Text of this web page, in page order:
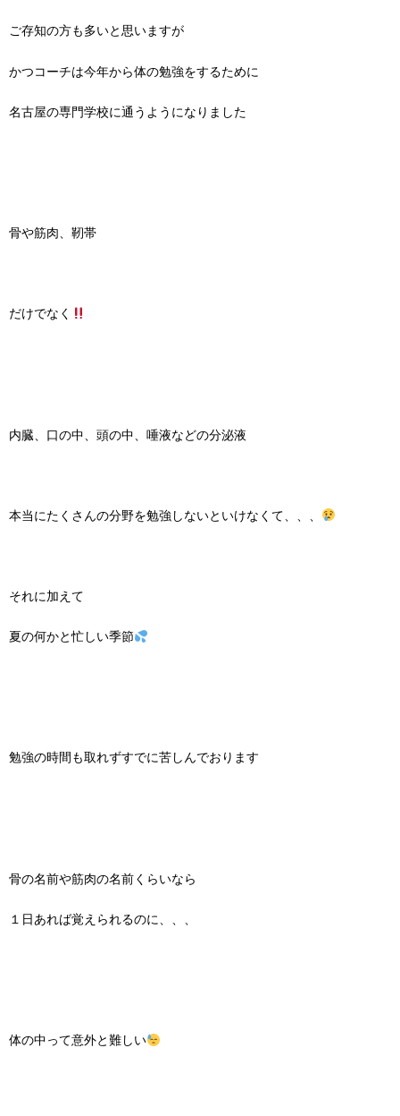
ご存知の方も多いと思いますが
かつコーチは今年から体の勉強をするために
名古屋の専門学校に通うようになりました
骨や筋肉、靭帯
だけでなく
内臓、口の中、頭の中、唾液などの分泌液
本当にたくさんの分野を勉強しないといけなくて、、、
それに加えて
夏の何かと忙しい季節
勉強の時間も取れずすでに苦しんでおります
骨の名前や筋肉の名前くらいなら
１日あれば覚えられるのに、、、
体の中って意外と難しい